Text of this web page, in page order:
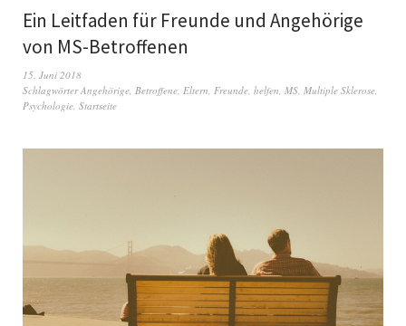
Ein Leitfaden für Freunde und Angehörige
von MS-Betroffenen
15. Juni 2018
SchlagwörterAngehörige Betroffene Eltern Freunde helfen MS Multiple Sklerose
Psychologie Startseite